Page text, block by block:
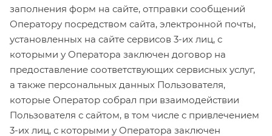
заполнения форм на сайте, отправки сообщений
Оператору посредством сайта, электронной почты,
установленных на сайте сервисов 3-их лиц, с
которыми у Оператора заключен договор на
предоставление соответствующих сервисных услуг,
а также персональных данных Пользователя,
которые Оператор собрал при взаимодействии
Пользователя с сайтом, в том числе с привлечением
3-их лиц, с которыми у Оператора заключен